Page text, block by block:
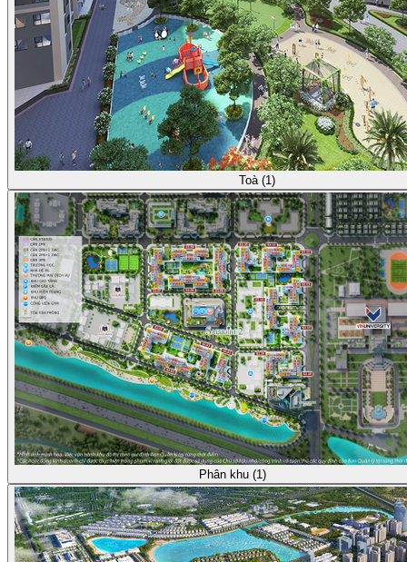
Toà (1)
Phân khu (1)